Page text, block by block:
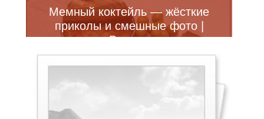
Мемный коктейль — жёсткие
приколы и смешные фото |
Bugaga